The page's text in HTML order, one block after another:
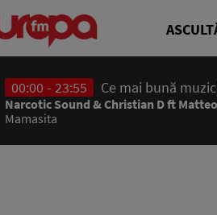
00:00 - 23:55 Ce mai bună
Narcotic Sound & Christian D ft Matteo
Mamasita